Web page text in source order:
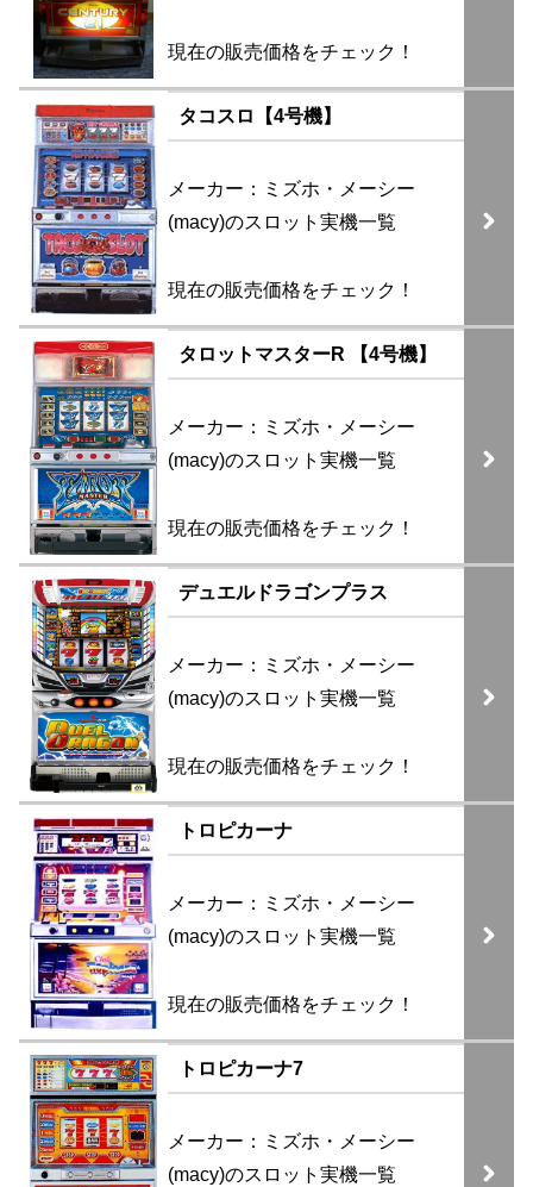
現在の販売価格をチェック！
タコスロ【4号機】
メーカー：ミズホ・メーシー
(macy)のスロット実機一覧
現在の販売価格をチェック！
タロットマスターR 【4号機】
メーカー：ミズホ・メーシー
(macy)のスロット実機一覧
現在の販売価格をチェック！
デュエルドラゴンプラス
メーカー：ミズホ・メーシー
(macy)のスロット実機一覧
現在の販売価格をチェック！
トロピカーナ
メーカー：ミズホ・メーシー
(macy)のスロット実機一覧
現在の販売価格をチェック！
トロピカーナ7
メーカー：ミズホ・メーシー
(macy)のスロット実機一覧